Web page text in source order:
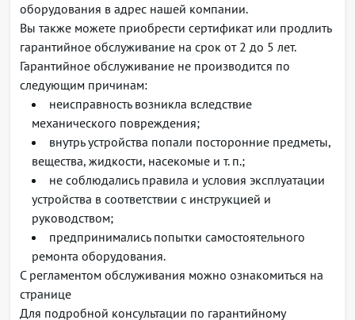
128 при запущенных экземплярах BGP-процессов в
каждом из VRF)
Количество очередей QoS - 96K
Функции интерфейсов
Группы интерфейсов LAG, LACP
Туннельные интерфейсы с поддержкой IP-GRE и
IP-IP
Интерфейсы IP unnumbered, функциональность
Proxy ARP
Layer3-интерфейсы в бридж-доменах (Bridge-
domain Virtual Interfaces, BVI)
Равномерная балансировка трафика в группе
Multi-chassis LAG
Поддержка BFDoverLAG, определение
неисправности отдельного соединения (RFC 7130)
Traffic mirroring — SPAN, RSPAN
Поддержка SyncE
оборудования в адрес нашей компании.
Вы также можете приобрести сертификат или продлить
гарантийное обслуживание на срок от 2 до 5 лет.
Гарантийное обслуживание не производится по
следующим причинам:
неисправность возникла вследствие
механического повреждения;
внутрь устройства попали посторонние предметы,
вещества, жидкости, насекомые и т. п.;
не соблюдались правила и условия эксплуатации
устройства в соответствии с инструкцией и
руководством;
предпринимались попытки самостоятельного
ремонта оборудования.
С регламентом обслуживания можно ознакомиться на
странице
Для подробной консультации по гарантийному